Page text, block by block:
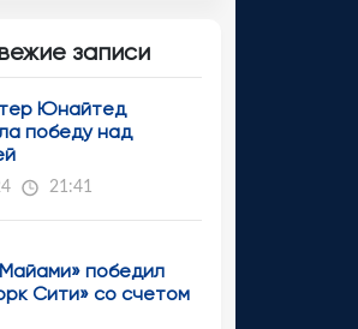
записи
Юнайтед
победу над
21:41
победил
Сити» со счетом